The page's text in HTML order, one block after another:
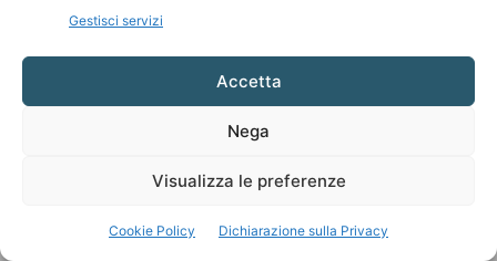
Gestisci servizi
Accetta
Nega
Visualizza le preferenze
Cookie Policy Dichiarazione sulla Privacy